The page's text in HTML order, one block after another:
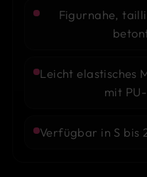
Figurnahe,
Leicht elastisches
mit
Verfügbar in S bis